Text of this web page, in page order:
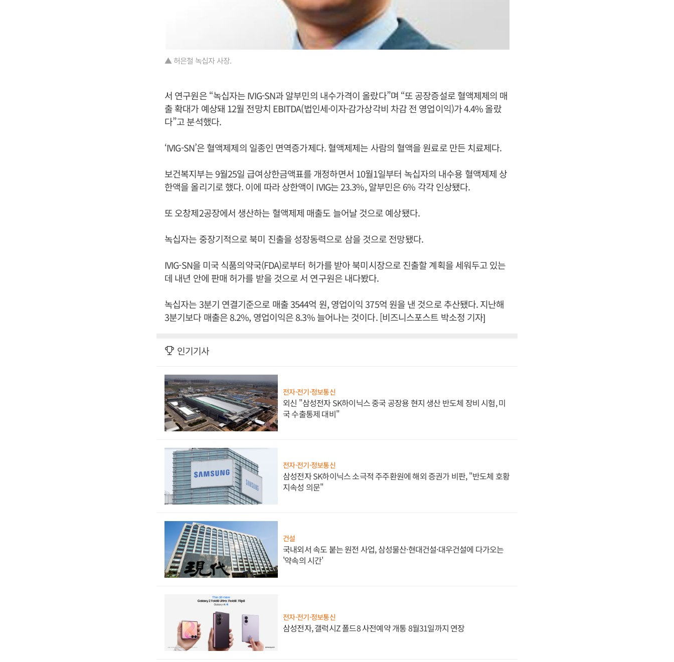
▲ 허은철 녹십자 사장.
서 연구원은 “녹십자는 IVIG-SN과 알부민의 내수가격이 올랐다”며 “또 공장증설로 혈액제제의 매
출 확대가 예상돼 12월 전망치 EBITDA(법인세·이자·감가상각비 차감 전 영업이익)가 4.4% 올랐
다”고 분석했다.
‘IVIG-SN’은 혈액제제의 일종인 면역증가제다. 혈액제제는 사람의 혈액을 원료로 만든 치료제다.
보건복지부는 9월25일 급여상한금액표를 개정하면서 10월1일부터 녹십자의 내수용 혈액제제 상
한액을 올리기로 했다. 이에 따라 상한액이 IVIG는 23.3%, 알부민은 6% 각각 인상됐다.
또 오창제2공장에서 생산하는 혈액제제 매출도 늘어날 것으로 예상됐다.
녹십자는 중장기적으로 북미 진출을 성장동력으로 삼을 것으로 전망됐다.
IVIG-SN을 미국 식품의약국(FDA)로부터 허가를 받아 북미시장으로 진출할 계획을 세워두고 있는
데 내년 안에 판매 허가를 받을 것으로 서 연구원은 내다봤다.
녹십자는 3분기 연결기준으로 매출 3544억 원, 영업이익 375억 원을 낸 것으로 추산됐다. 지난해
3분기보다 매출은 8.2%, 영업이익은 8.3% 늘어나는 것이다. [비즈니스포스트 박소정 기자]
인기기사
전자·전기·정보통신
외신 "삼성전자 SK하이닉스 중국 공장용 현지 생산 반도체 장비 시험, 미
국 수출통제 대비"
전자·전기·정보통신
삼성전자 SK하이닉스 소극적 주주환원에 해외 증권가 비판, "반도체 호황
지속성 의문"
건설
국내외서 속도 붙는 원전 사업, 삼성물산·현대건설·대우건설에 다가오는
'약속의 시간'
전자·전기·정보통신
삼성전자, 갤럭시Z 폴드8 사전예약 개통 8월31일까지 연장